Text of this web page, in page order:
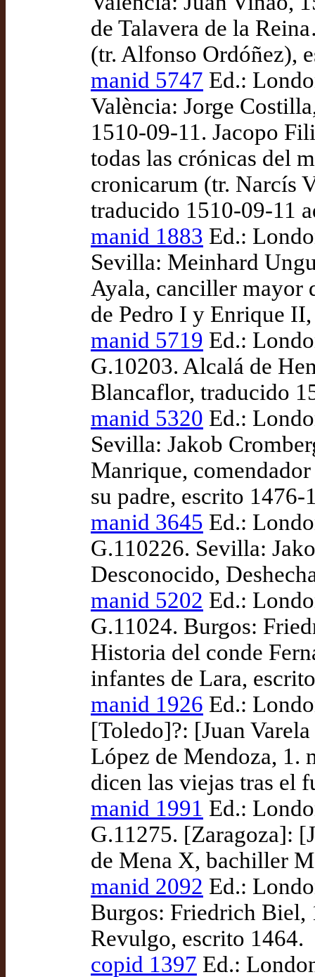
de Talavera de la
(tr. Alfonso Ordóñez),
manid 5747 Ed.:
València: Jorge
1510-09-11. Jacopo
todas las crónicas del
cronicarum (tr. Narcís
traducido 1510-09-11
manid 1883 Ed.:
Sevilla: Meinhard
Ayala, canciller mayor
de Pedro I y Enrique
manid 5719 Ed.:
G.10203. Alcalá de
Blancaflor, traducido
manid 5320 Ed.:
Sevilla: Jakob
Manrique,
su padre, escrito
manid 3645 Ed.:
G.110226. Sevilla:
Desconocido,
manid 5202 Ed.:
G.11024. Burgos:
Historia del conde
infantes de Lara,
manid 1926 Ed.:
[Toledo]?: [Juan
López de Mendoza, 1.
dicen las viejas tras el
manid 1991 Ed.:
G.11275. [Zaragoza]:
de Mena X, bachiller
manid 2092 Ed.:
Burgos: Friedrich Biel,
Revulgo, escrito 1464.
copid 1397 Ed.: